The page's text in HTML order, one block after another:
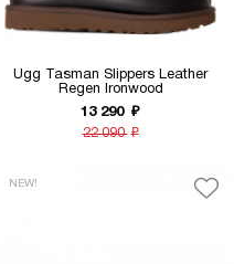
Ugg Tasman Slippers Leather
Regen Ironwood
13 290 ₽
22 090 ₽
NEW!